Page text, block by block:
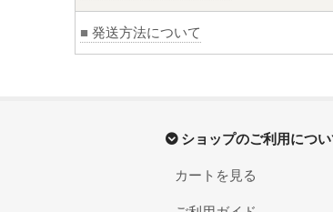
■ 発送方法について
ショップのご利用につい
カートを見る